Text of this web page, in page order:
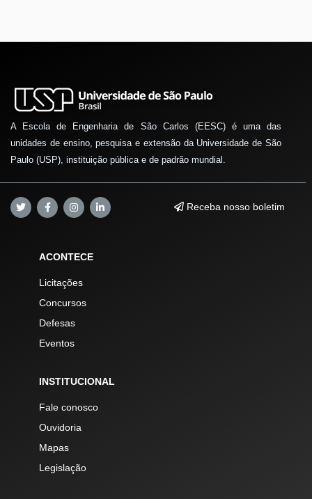
A Escola de Engenharia de São Carlos (EESC) é uma das
unidades de ensino, pesquisa e extensão da Universidade de São
Paulo (USP), instituição pública e de padrão mundial.
Receba nosso boletim
ACONTECE
Licitações
Concursos
Defesas
Eventos
INSTITUCIONAL
Fale conosco
Ouvidoria
Mapas
Legislação